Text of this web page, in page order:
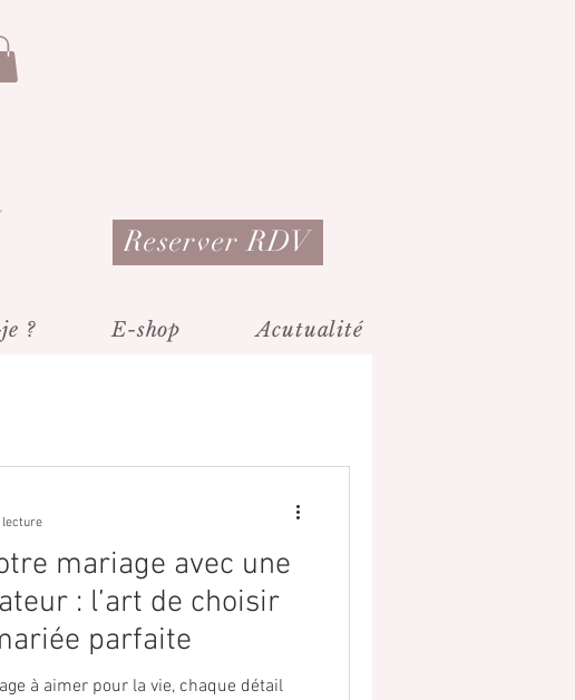
Reserver RDV
? E-shop Acutualité
mariage avec une
: l’art de choisir
parfaite
à aimer pour la vie, chaque détail
lecture